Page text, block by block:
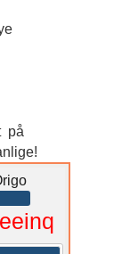
på